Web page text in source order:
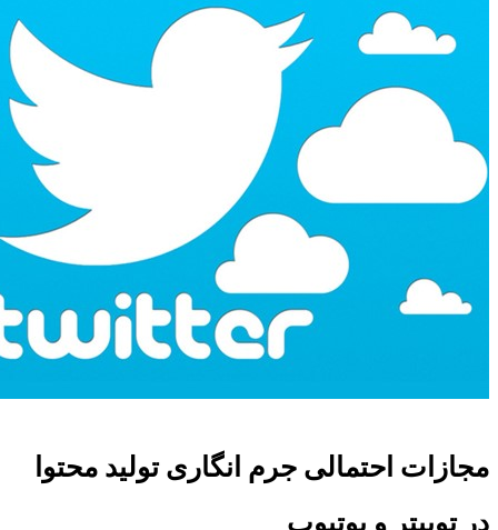
مجازات احتمالی جرم انگاری تولید محتوا
در توییتر و یوتیوب